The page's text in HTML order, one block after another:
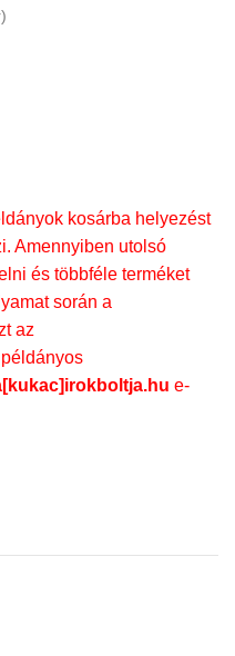
kosárba helyezést
Amennyiben utolsó
és többféle terméket
során a
az
e-